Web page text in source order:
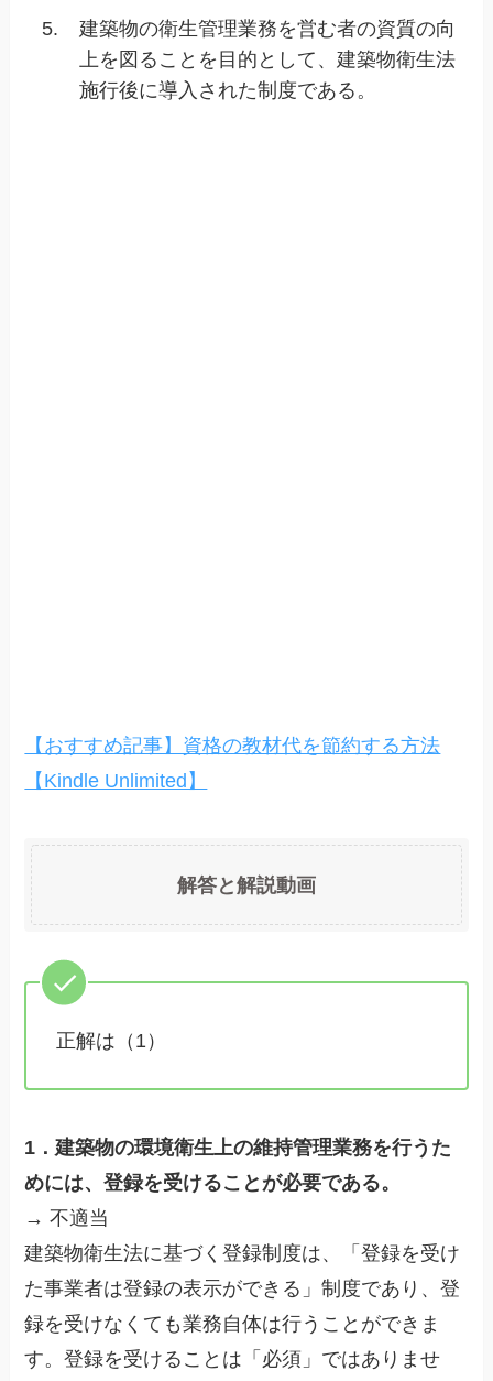
5.
建築物の衛生管理業務を営む者の資質の向
上を図ることを目的として、建築物衛生法
施行後に導入された制度である。
【おすすめ記事】資格の教材代を節約する方法
【Kindle Unlimited】
解答と解説動画
正解は（1）
1．建築物の環境衛生上の維持管理業務を行うた
めには、登録を受けることが必要である。
→ 不適当
建築物衛生法に基づく登録制度は、「登録を受け
た事業者は登録の表示ができる」制度であり、登
録を受けなくても業務自体は行うことができま
す。登録を受けることは「必須」ではありませ